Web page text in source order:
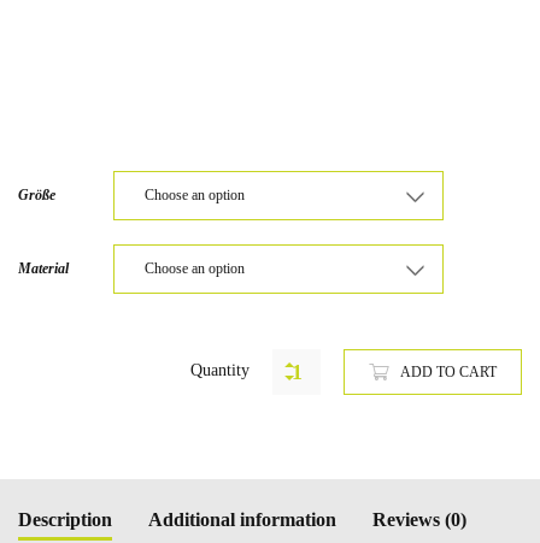
Größe
Material
Quantity ADD TO CART
Description Additional information Reviews (0)